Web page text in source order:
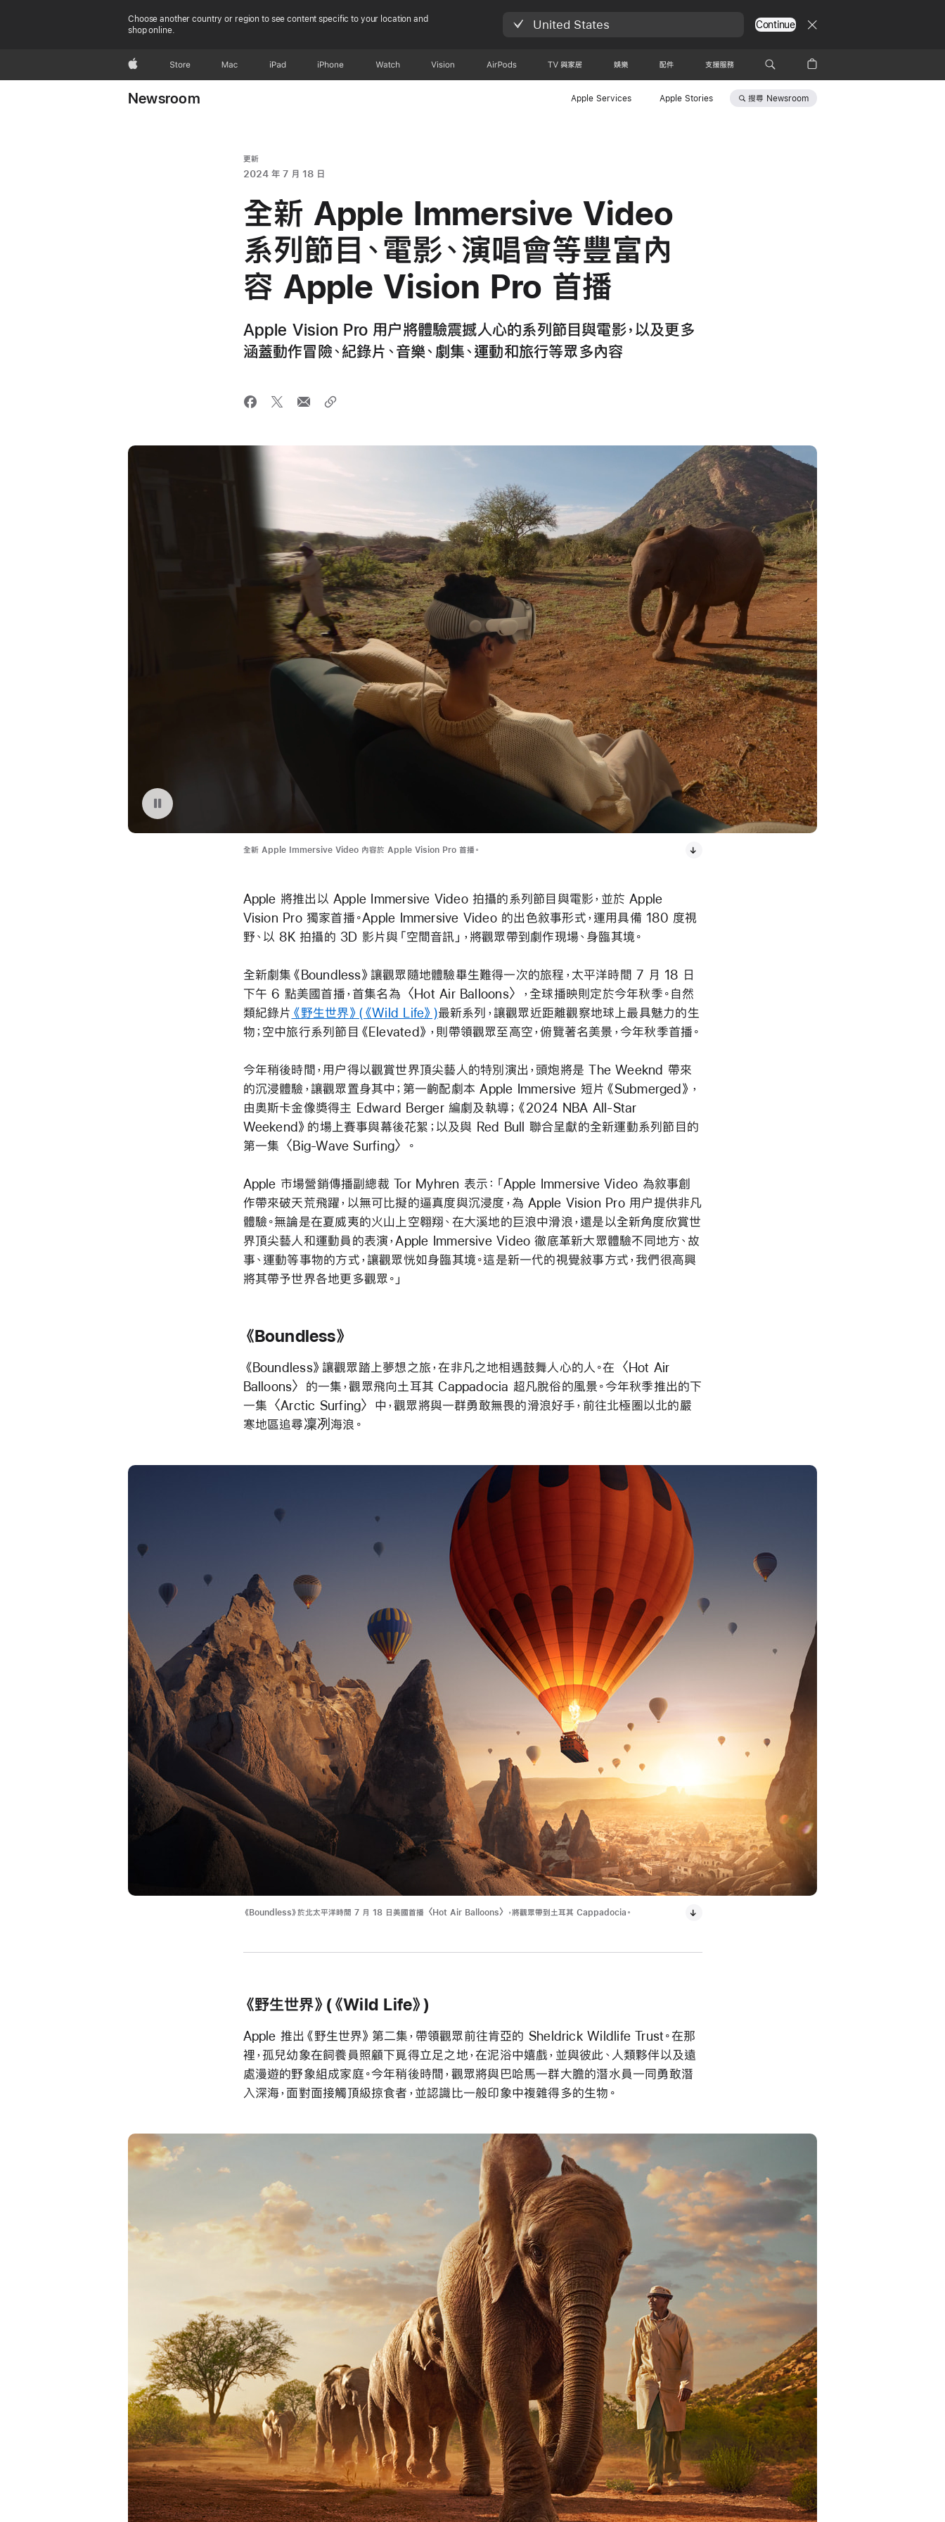
Choose another country or region to see content specific to your location and
shop online.
United States Continue
Apple Store Mac iPad iPhone Watch Vision AirPods TV 與家居 娛樂 配件 支援服務
Newsroom Apple Services Apple Stories 搜尋 Newsroom
更新
2024 年 7 月 18 日
全新 Apple Immersive Video
系列節目、電影、演唱會等豐富內
容 Apple Vision Pro 首播
Apple Vision Pro 用户將體驗震撼人心的系列節目與電影，以及更多
涵蓋動作冒險、紀錄片、音樂、劇集、運動和旅行等眾多內容
暫停播放視頻 Apple Vision Pro 上的 Apple Immersive Video
全新 Apple Immersive Video 內容於 Apple Vision Pro 首播。
Apple 將推出以 Apple Immersive Video 拍攝的系列節目與電影，並於 Apple
Vision Pro 獨家首播。Apple Immersive Video 的出色敘事形式，運用具備 180 度視
野、以 8K 拍攝的 3D 影片與「空間音訊」，將觀眾帶到劇作現場、身臨其境。
全新劇集《Boundless》讓觀眾隨地體驗畢生難得一次的旅程，太平洋時間 7 月 18 日
下午 6 點美國首播，首集名為〈Hot Air Balloons〉，全球播映則定於今年秋季。自然
類紀錄片 《野生世界》(《Wild Life》)最新系列，讓觀眾近距離觀察地球上最具魅力的生
物；空中旅行系列節目 《Elevated》 ，則帶領觀眾至高空，俯覽著名美景，今年秋季首播。
今年稍後時間，用户得以觀賞世界頂尖藝人的特別演出，頭炮將是 The Weeknd 帶來
的沉浸體驗，讓觀眾置身其中；第一齣配劇本 Apple Immersive 短片 《Submerged》 ，
由奧斯卡金像獎得主 Edward Berger 編劇及執導；《2024 NBA All-Star
Weekend》的場上賽事與幕後花絮；以及與 Red Bull 聯合呈獻的全新運動系列節目的
第一集 〈Big-Wave Surfing〉 。
Apple 市場營銷傳播副總裁 Tor Myhren 表示：「Apple Immersive Video 為敘事創
作帶來破天荒飛躍，以無可比擬的逼真度與沉浸度，為 Apple Vision Pro 用户提供非凡
體驗。無論是在夏威夷的火山上空翱翔、在大溪地的巨浪中滑浪，還是以全新角度欣賞世
界頂尖藝人和運動員的表演，Apple Immersive Video 徹底革新大眾體驗不同地方、故
事、運動等事物的方式，讓觀眾恍如身臨其境。這是新一代的視覺敍事方式，我們很高興
將其帶予世界各地更多觀眾。」
《Boundless》
《Boundless》 讓觀眾踏上夢想之旅，在非凡之地相遇鼓舞人心的人。在〈Hot Air
Balloons〉的一集，觀眾飛向土耳其 Cappadocia 超凡脫俗的風景。今年秋季推出的下
一集〈Arctic Surfing〉中，觀眾將與一群勇敢無畏的滑浪好手，前往北極圈以北的嚴
寒地區追尋凜冽海浪。
《Boundless》於北太平洋時間 7 月 18 日美國首播〈Hot Air Balloons〉，將觀眾帶到土耳其 Cappadocia。
《野生世界》(《Wild Life》)
Apple 推出 《野生世界》 第二集，帶領觀眾前往肯亞的 Sheldrick Wildlife Trust。在那
裡，孤兒幼象在飼養員照顧下覓得立足之地，在泥浴中嬉戲，並與彼此、人類夥伴以及遠
處漫遊的野象組成家庭。今年稍後時間，觀眾將與巴哈馬一群大膽的潛水員一同勇敢潛
入深海，面對面接觸頂級掠食者，並認識比一般印象中複雜得多的生物。